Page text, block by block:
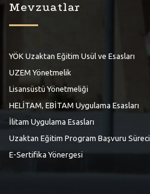
Mevzuatlar
YÖK Uzaktan Eğitim Usül ve Esasları
UZEM Yönetmelik
Lisansüstü Yönetmeliği
HELİTAM, EBİTAM Uygulama Esasları
İlitam Uygulama Esasları
Uzaktan Eğitim Program Başvuru Süreci
E-Sertifika Yönergesi